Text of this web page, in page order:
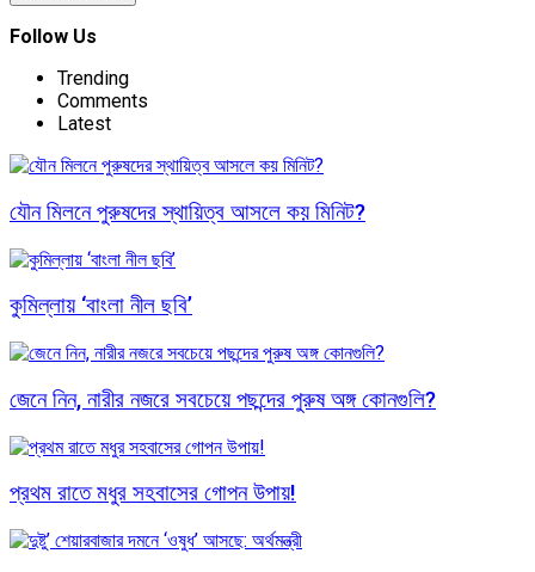
Follow Us
Trending
Comments
Latest
যৌন মিলনে পুরুষদের স্থায়িত্ব আসলে কয় মিনিট?
কুমিল্লায় ‘বাংলা নীল ছবি’
জেনে নিন, নারীর নজরে সবচেয়ে পছন্দের পুরুষ অঙ্গ কোনগুলি?
প্রথম রাতে মধুর সহবাসের গোপন উপায়!